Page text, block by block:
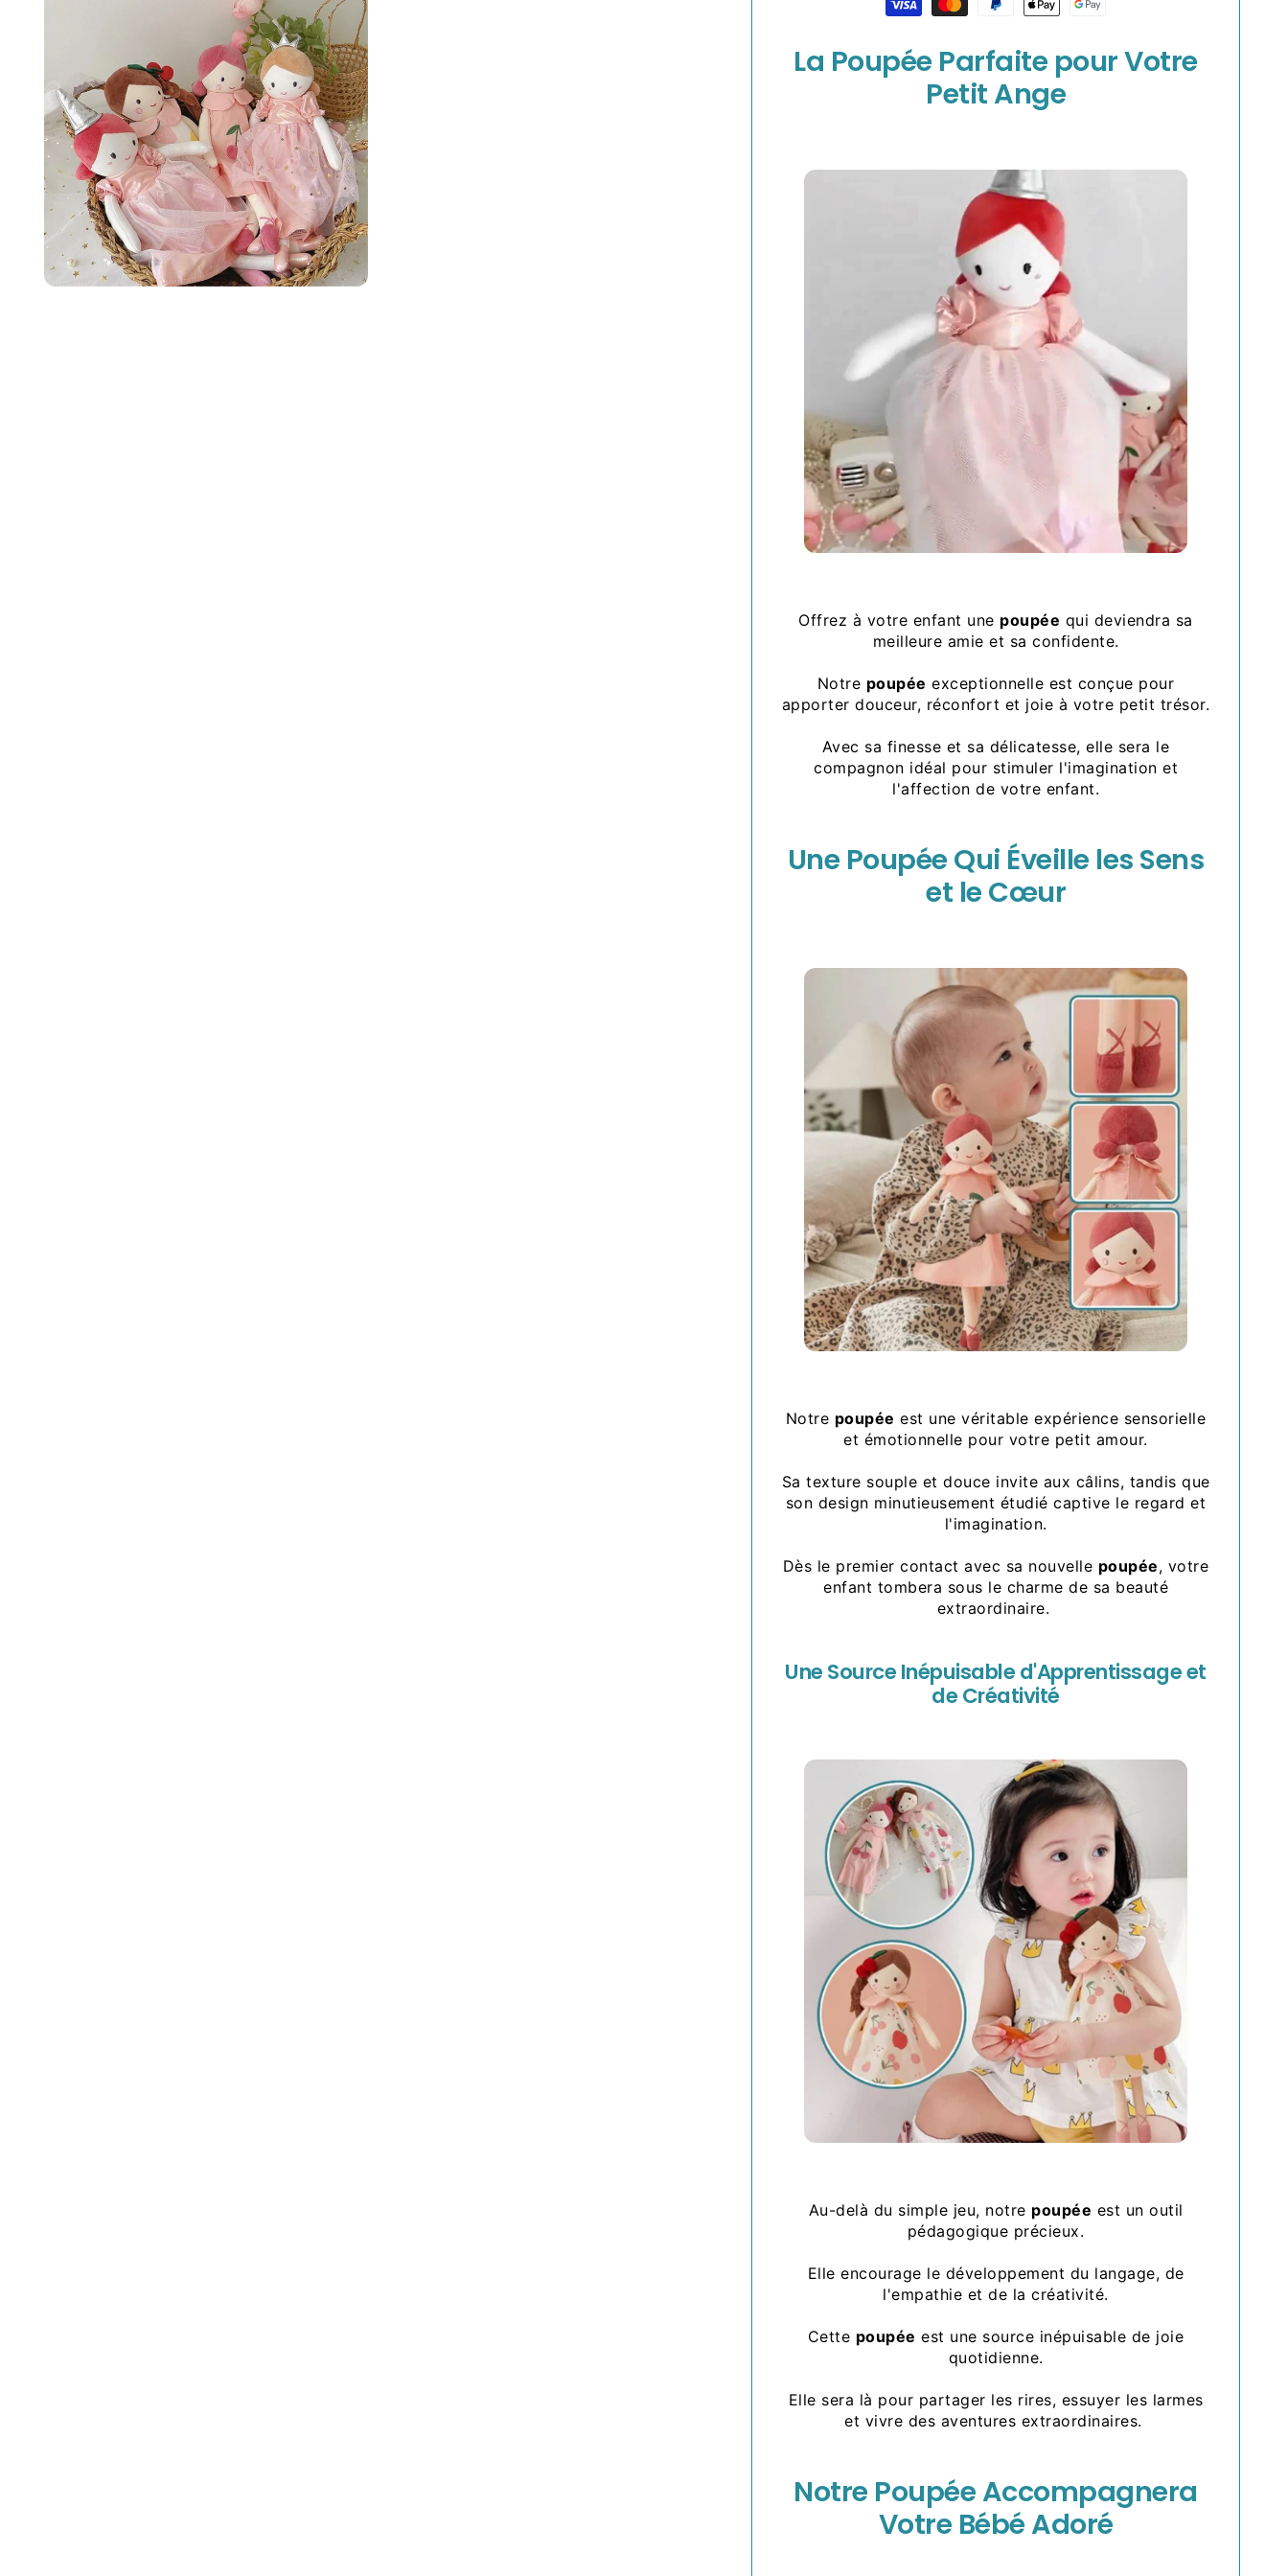
La Poupée Parfaite pour Votre
Petit Ange
Offrez à votre enfant une poupée qui deviendra sa
meilleure amie et sa confidente.
Notre poupée exceptionnelle est conçue pour
apporter douceur, réconfort et joie à votre petit trésor.
Avec sa finesse et sa délicatesse, elle sera le
compagnon idéal pour stimuler l'imagination et
l'affection de votre enfant.
Une Poupée Qui Éveille les Sens
et le Cœur
Notre poupée est une véritable expérience sensorielle
et émotionnelle pour votre petit amour.
Sa texture souple et douce invite aux câlins, tandis que
son design minutieusement étudié captive le regard et
l'imagination.
Dès le premier contact avec sa nouvelle poupée, votre
enfant tombera sous le charme de sa beauté
extraordinaire.
Une Source Inépuisable d'Apprentissage et
de Créativité
Au-delà du simple jeu, notre poupée est un outil
pédagogique précieux.
Elle encourage le développement du langage, de
l'empathie et de la créativité.
Cette poupée est une source inépuisable de joie
quotidienne.
Elle sera là pour partager les rires, essuyer les larmes
et vivre des aventures extraordinaires.
Notre Poupée Accompagnera
Votre Bébé Adoré